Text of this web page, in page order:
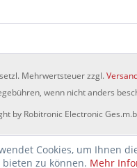
Mehrwertsteuer zzgl.
wenn nicht anders
by Robitronic Electronic
Cookies, um Ihnen
zu können. Mehr